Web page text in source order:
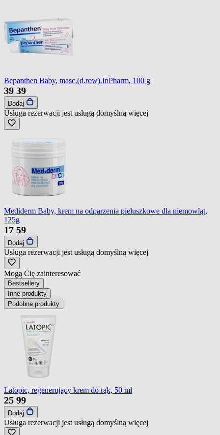
Bepanthen Baby, masc,(d.row),InPharm, 100 g
39 39
Dodaj
Usługa rezerwacji jest usługą domyślną więcej
Mediderm Baby, krem na odparzenia pieluszkowe dla niemowląt,
125g
17 59
Dodaj
Usługa rezerwacji jest usługą domyślną więcej
Mogą Cię zainteresować
Bestsellery
Inne produkty
Podobne produkty
Latopic, regenerujący krem do rąk, 50 ml
25 99
Dodaj
Usługa rezerwacji jest usługą domyślną więcej